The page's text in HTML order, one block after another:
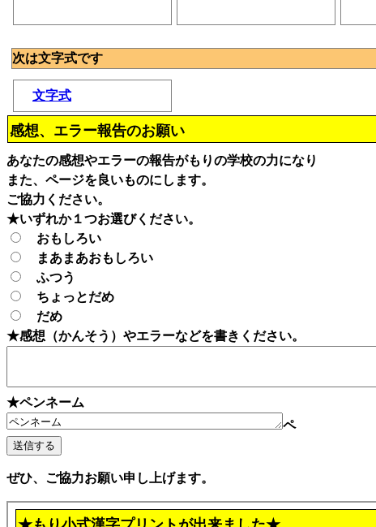
次は文字式です
文字式
感想、エラー報告のお願い
あなたの感想やエラーの報告がもりの学校の力になり
また、ページを良いものにします。
ご協力ください。
★いずれか１つお選びください。
おもしろい
まあまあおもしろい
ふつう
ちょっとだめ
だめ
★感想（かんそう）やエラーなどを書きください。
★ペンネーム
ペ
ぜひ、ご協力お願い申し上げます。